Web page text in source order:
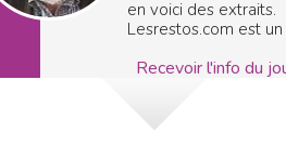
en voici des extraits.
Lesrestos.com est
Recevoir l'info du